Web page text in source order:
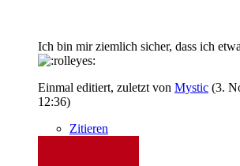
Ich bin mir ziemlich sicher, dass ich
Einmal editiert, zuletzt von Mystic (3.
12:36)
Zitieren